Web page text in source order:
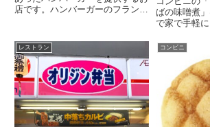
店です。ハンバーガーのフランチ
ばの味噌煮
で家で手軽に
レストラン コンビニ